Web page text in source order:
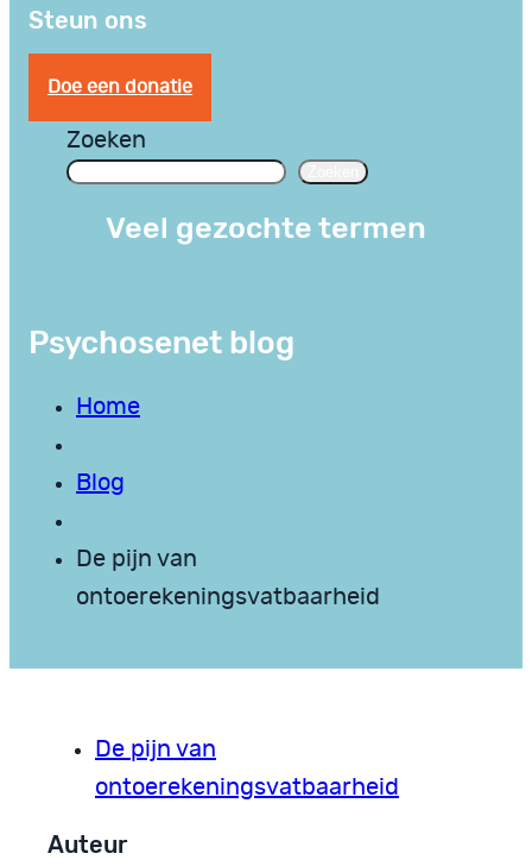
Steun ons
Doe een donatie
Zoeken
Veel gezochte termen
Psychosenet blog
Home
Blog
De pijn van
ontoerekeningsvatbaarheid
De pijn van
ontoerekeningsvatbaarheid
Auteur